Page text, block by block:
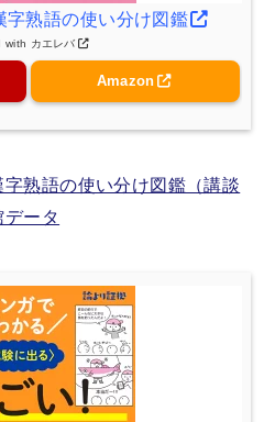
熟語の使い分け図鑑
with カエレバ
Amazon
熟語の使い分け図鑑（講談
ータ